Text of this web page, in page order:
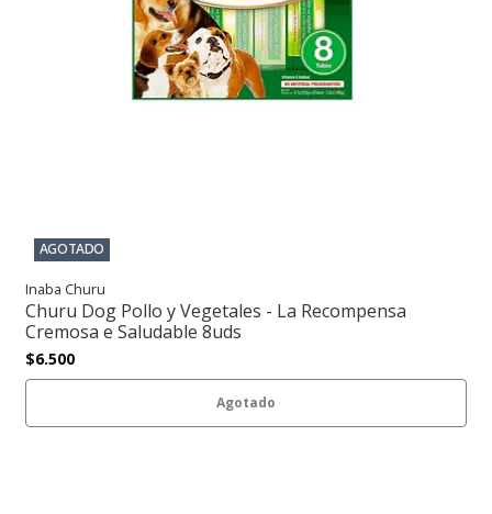
AGOTADO
Inaba Churu
Churu Dog Pollo y Vegetales - La Recompensa
Cremosa e Saludable 8uds
$6.500
Agotado